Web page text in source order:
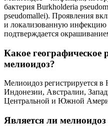
бактерия Burkholderia
pseudomallei). Проявления
и локализованную инфекцию
подтверждается
Какое географическое
мелиоидоз?
Мелиоидоз регистрируется
Индонезии, Австралии,
Центральной и Южной
Является ли